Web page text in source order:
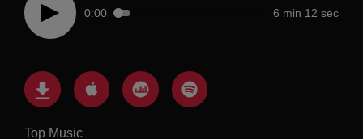
0:00 6 min 12 sec
Top Music